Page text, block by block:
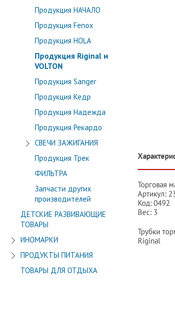
Продукция НАЧАЛО
Продукция Fenox
Продукция HOLA
Продукция Riginal и
VOLTON
Продукция Sanger
Продукция Кедр
Продукция Надежда
Продукция Рекардо
СВЕЧИ ЗАЖИГАНИЯ
Продукция Трек
ФИЛЬТРА
Запчасти других
производителей
ДЕТСКИЕ РАЗВИВАЮЩИЕ
ТОВАРЫ
ИНОМАРКИ
ПРОДУКТЫ ПИТАНИЯ
ТОВАРЫ ДЛЯ ОТДЫХА
Торговая
Артикул:
Код: 0492
Вес: 3
Трубки
Riginal